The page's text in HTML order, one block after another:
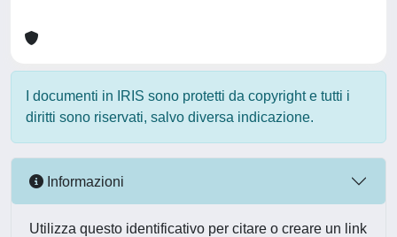
I documenti in IRIS sono protetti da copyright e tutti i
diritti sono riservati, salvo diversa indicazione.
Informazioni
Utilizza questo identificativo per citare o creare un link